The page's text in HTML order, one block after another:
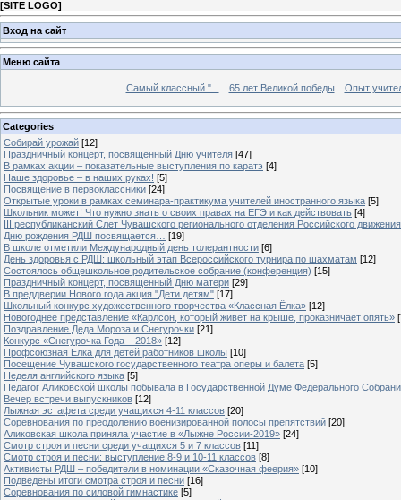
[SITE LOGO]
Вход на сайт
Меню сайта
Самый классный "... 65 лет Великой победы Опыт
Categories
Собирай урожай [12]
Праздничный концерт, посвященный Дню учителя [47]
В рамках акции – показательные выступления по каратэ [4]
Наше здоровье – в наших руках! [5]
Посвящение в первоклассники [24]
Открытые уроки в рамках семинара-практикума учителей иностранного языка [5]
Школьник может! Что нужно знать о своих правах на ЕГЭ и как действовать [4]
III республиканский Слет Чувашского регионального отделения Российского
Дню рождения РДШ посвящается…
[19]
В школе отметили Международный день толерантности [6]
День здоровья с РДШ: школьный этап Всероссийского турнира по шахматам [12]
Состоялось общешкольное родительское собрание (конференция) [15]
Праздничный концерт, посвященный Дню матери [29]
В преддверии Нового года акция "Дети детям" [17]
Школьный конкурс художественного творчества «Классная Ёлка» [12]
Новогоднее представление «Карлсон, который живет на крыше, проказничает опять»
Поздравление Деда Мороза и Снегурочки [21]
Конкурс «Снегурочка Года – 2018» [12]
Профсоюзная Елка для детей работников школы [10]
Посещение Чувашского государственного театра оперы и балета [5]
Неделя английского языка [5]
Педагог Аликовской школы побывала в Государственной Думе Федерального
Вечер встречи выпускников [12]
Лыжная эстафета среди учащихся 4-11 классов [20]
Cоревнования по преодолению военизированной полосы препятствий [20]
Аликовская школа приняла участие в «Лыжне России-2019» [24]
Смотр строя и песни среди учащихся 5 и 7 классов [11]
Смотр строя и песни: выступление 8-9 и 10-11 классов [8]
Активисты РДШ – победители в номинации «Сказочная феерия» [10]
Подведены итоги смотра строя и песни [16]
Соревнования по силовой гимнастике [5]